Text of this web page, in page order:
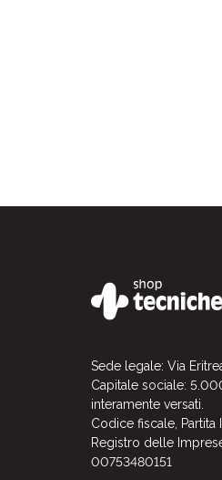
Sede legale: Via
Capitale sociale:
interamente versati.
Codice fiscale, Partita
Registro delle
00753480151